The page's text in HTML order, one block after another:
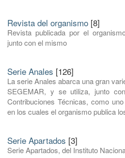
Revista del organismo [8]
Revista publicada por el
junto con el mismo
Serie Anales [126]
La serie Anales abarca una gran
SEGEMAR, y se utiliza, junto
Contribuciones Técnicas, como
en los cuales el organismo publica
Serie Apartados [3]
Serie Apartados, del Instituto